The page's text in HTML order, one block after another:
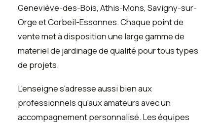
Geneviève-des-Bois, Athis-Mons, Savigny-sur-
Orge et Corbeil-Essonnes. Chaque point de
vente met à disposition une large gamme de
materiel de jardinage de qualité pour tous types
de projets.
L'enseigne s'adresse aussi bien aux
professionnels qu'aux amateurs avec un
accompagnement personnalisé. Les équipes